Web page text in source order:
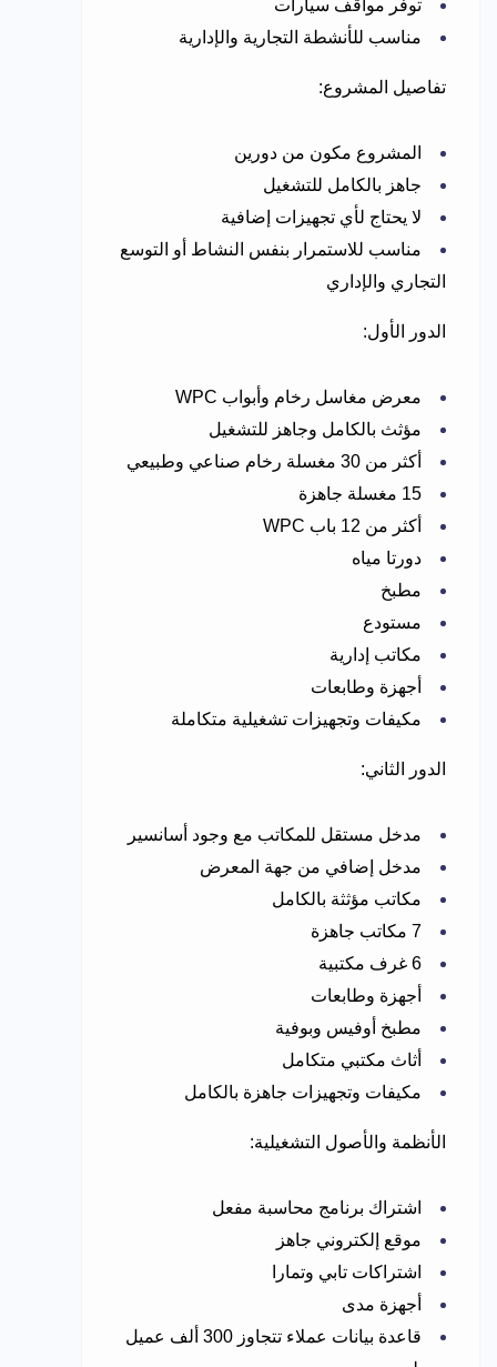
توفر مواقف سيارات
مناسب للأنشطة التجارية والإدارية
تفاصيل المشروع:
المشروع مكون من دورين
جاهز بالكامل للتشغيل
لا يحتاج لأي تجهيزات إضافية
مناسب للاستمرار بنفس النشاط أو التوسع
التجاري والإداري
الدور الأول:
معرض مغاسل رخام وأبواب WPC
مؤثث بالكامل وجاهز للتشغيل
أكثر من 30 مغسلة رخام صناعي وطبيعي
15 مغسلة جاهزة
أكثر من 12 باب WPC
دورتا مياه
مطبخ
مستودع
مكاتب إدارية
أجهزة وطابعات
مكيفات وتجهيزات تشغيلية متكاملة
الدور الثاني:
مدخل مستقل للمكاتب مع وجود أسانسير
مدخل إضافي من جهة المعرض
مكاتب مؤثثة بالكامل
7 مكاتب جاهزة
6 غرف مكتبية
أجهزة وطابعات
مطبخ أوفيس وبوفية
أثاث مكتبي متكامل
مكيفات وتجهيزات جاهزة بالكامل
الأنظمة والأصول التشغيلية:
اشتراك برنامج محاسبة مفعل
موقع إلكتروني جاهز
اشتراكات تابي وتمارا
أجهزة مدى
قاعدة بيانات عملاء تتجاوز 300 ألف عميل